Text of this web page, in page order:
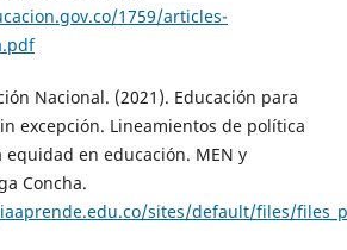
1759/articles-
Nacional. (2021). Educación para
excepción. Lineamientos de política
en educación. MEN y
Concha.
sites/default/files/